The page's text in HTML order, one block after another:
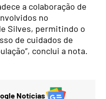
a colaboração de
no
Silves, permitindo o
de cuidados de
conclui a nota.
Notícias